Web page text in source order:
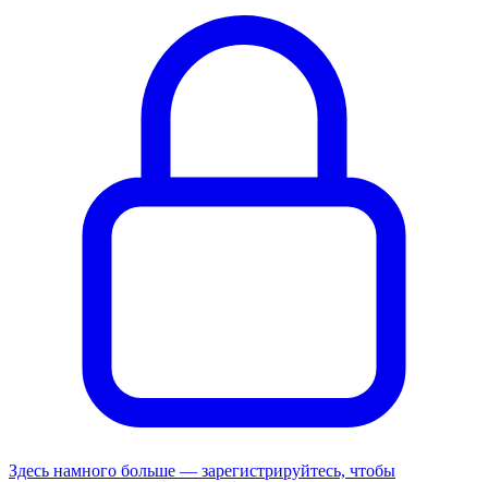
Здесь намного больше — зарегистрируйтесь, чтобы